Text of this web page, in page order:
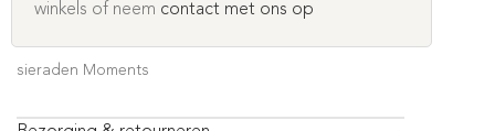
winkels of neem contact met ons op
sieraden Moments